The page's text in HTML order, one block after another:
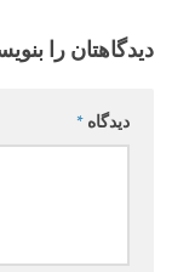
دیدگاهتان را
دیدگاه *